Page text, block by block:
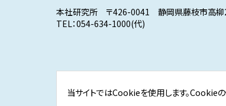
当サイトではCookieを使用します。Cookie
本社研究所 〒426-0041 静岡県藤枝市高柳
TEL：054-634-1000(代)
Copyright (C) 2014-2025 SEIKAN KENSA CENTER